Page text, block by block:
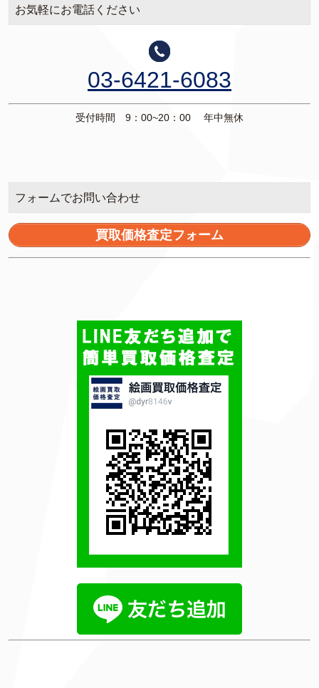
お気軽にお電話ください
03-6421-6083
受付時間 9：00~20：00 年中無休
フォームでお問い合わせ
買取価格査定フォーム